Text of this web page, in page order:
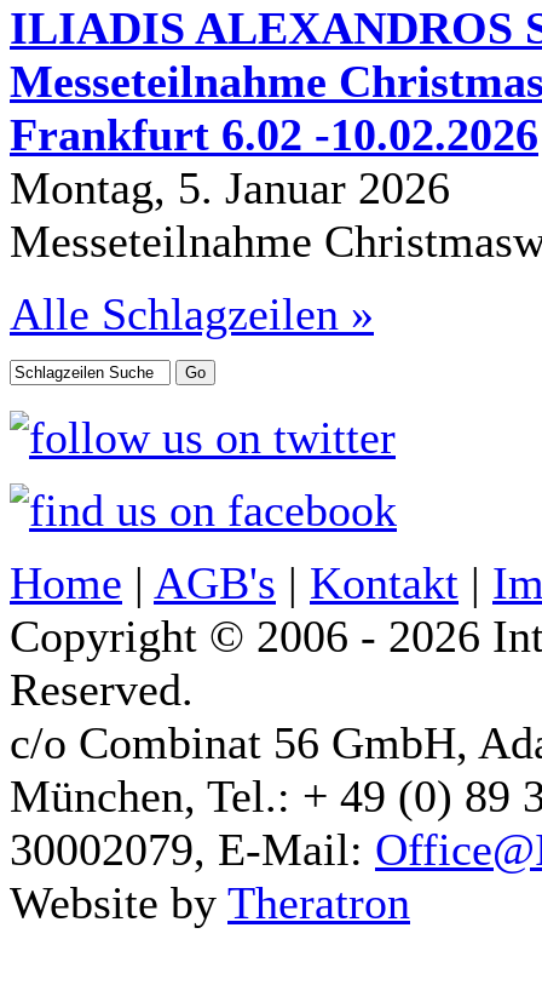
ILIADIS ALEXANDROS
Messeteilnahme
Frankfurt 6.02 -10.02.2026
Montag, 5. Januar 2026
Messeteilnahme
Alle Schlagzeilen »
Home | AGB's | Kontakt |
Copyright © 2006 - 2026
Reserved.
c/o Combinat 56 GmbH,
München, Tel.: + 49 (0) 89
30002079, E-Mail:
Website by Theratron